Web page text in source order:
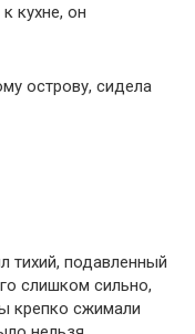
кухне, он
острову, сидела
тихий, подавленный
слишком сильно,
крепко сжимали